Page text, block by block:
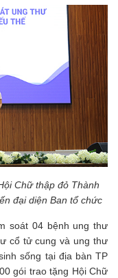
Chữ thập đỏ Thành
đại diện Ban tổ chức
soát 04 bệnh ung thư
cổ tử cung và ung thư
sống tại địa bàn TP
gói trao tặng Hội Chữ